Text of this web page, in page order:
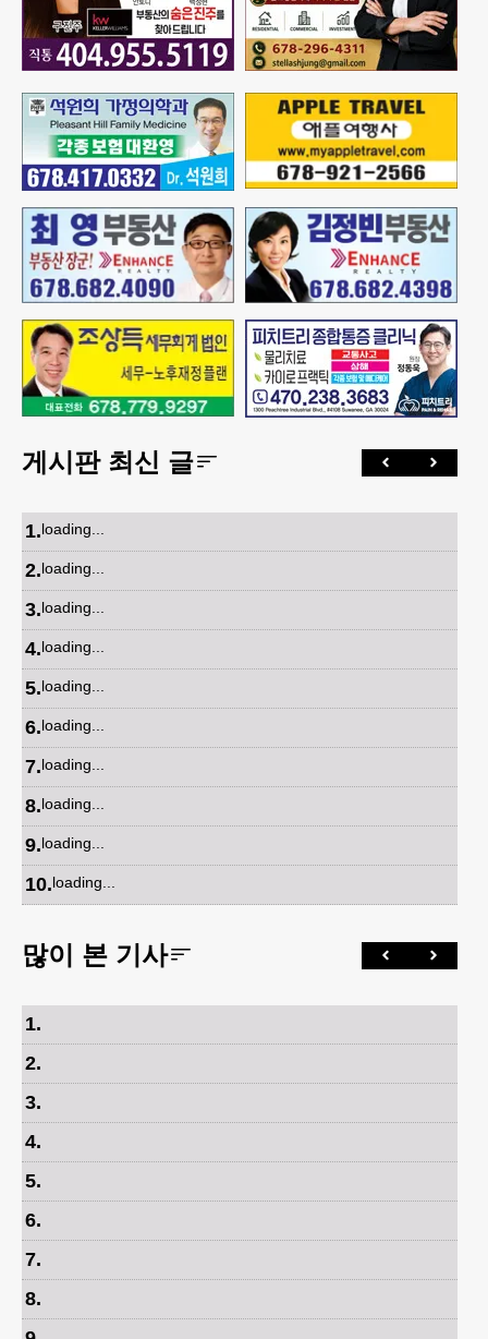
게시판 최신 글
1.loading...
2.loading...
3.loading...
4.loading...
5.loading...
6.loading...
7.loading...
8.loading...
9.loading...
10.loading...
많이 본 기사
1.
2.
3.
4.
5.
6.
7.
8.